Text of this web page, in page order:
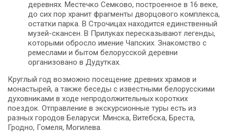
деревнях. Местечко Семково, построенное в 16 веке,
до сих пор хранит фрагменты дворцового комплекса,
остатки парка. В Строчицах находится единственный
музей-скансен. В Прилуках пересказывают легенды,
которыми обросло имение Чапских. Знакомство с
ремеслами и бытом белорусской деревни
организовано в Дудутках.
Круглый год возможно посещение древних храмов и
монастырей, а также беседы с известными белорусскими
духовниками в ходе непродолжительных коротких
поездок. Отправление в экскурсионные туры есть из
разных городов Беларуси: Минска, Витебска, Бреста,
Гродно, Гомеля, Могилева.